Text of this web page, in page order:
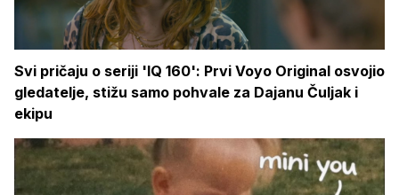
Svi pričaju o seriji 'IQ 160': Prvi Voyo Original osvojio
gledatelje, stižu samo pohvale za Dajanu Čuljak i
ekipu